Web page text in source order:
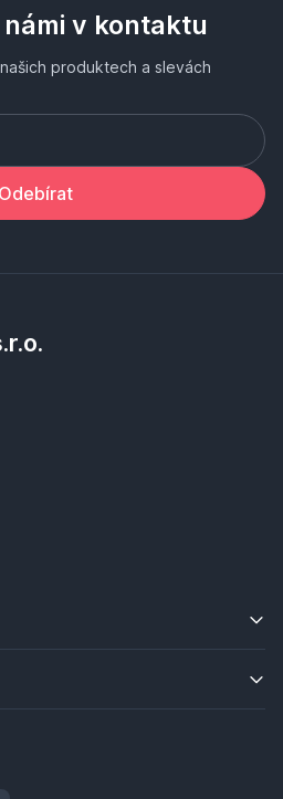
v kontaktu
produktech a slevách
Odebírat